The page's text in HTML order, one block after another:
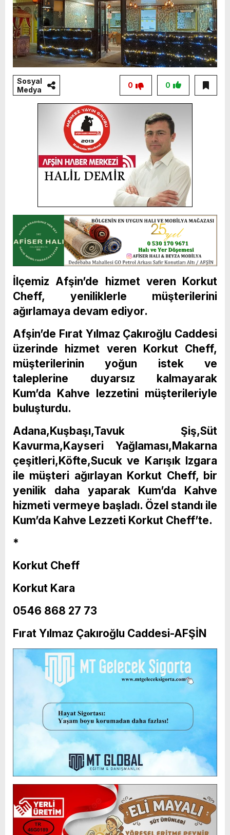
Sosyal
Medya
0
0
İlçemiz Afşin’de hizmet veren Korkut
Cheff, yeniliklerle müşterilerini
ağırlamaya devam ediyor.
Afşin’de Fırat Yılmaz Çakıroğlu Caddesi
üzerinde hizmet veren Korkut Cheff,
müşterilerinin yoğun istek ve
taleplerine duyarsız kalmayarak
Kum’da Kahve lezzetini müşterileriyle
buluşturdu.
Adana,Kuşbaşı,Tavuk Şiş,Süt
Kavurma,Kayseri Yağlaması,Makarna
çeşitleri,Köfte,Sucuk ve Karışık Izgara
ile müşteri ağırlayan Korkut Cheff, bir
yenilik daha yaparak Kum’da Kahve
hizmeti vermeye başladı. Özel standı ile
Kum’da Kahve Lezzeti Korkut Cheff’te.
*
Korkut Cheff
Korkut Kara
0546 868 27 73
Fırat Yılmaz Çakıroğlu Caddesi-AFŞİN